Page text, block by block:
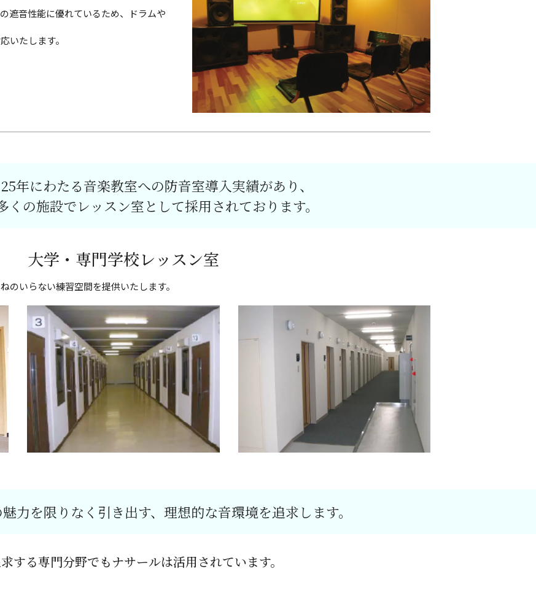
遮音性能に優れているため、ドラムや
いたします。
年にわたる音楽教室への防音室導入実績があり、
くの施設でレッスン室として採用されております。
大学・専門学校レッスン室
のいらない練習空間を提供いたします。
力を限りなく引き出す、理想的な音環境を追求します。
する専門分野でもナサールは活用されています。